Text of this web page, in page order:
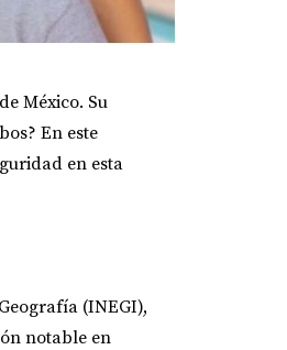
México. Su
En este
en esta
(INEGI),
notable en